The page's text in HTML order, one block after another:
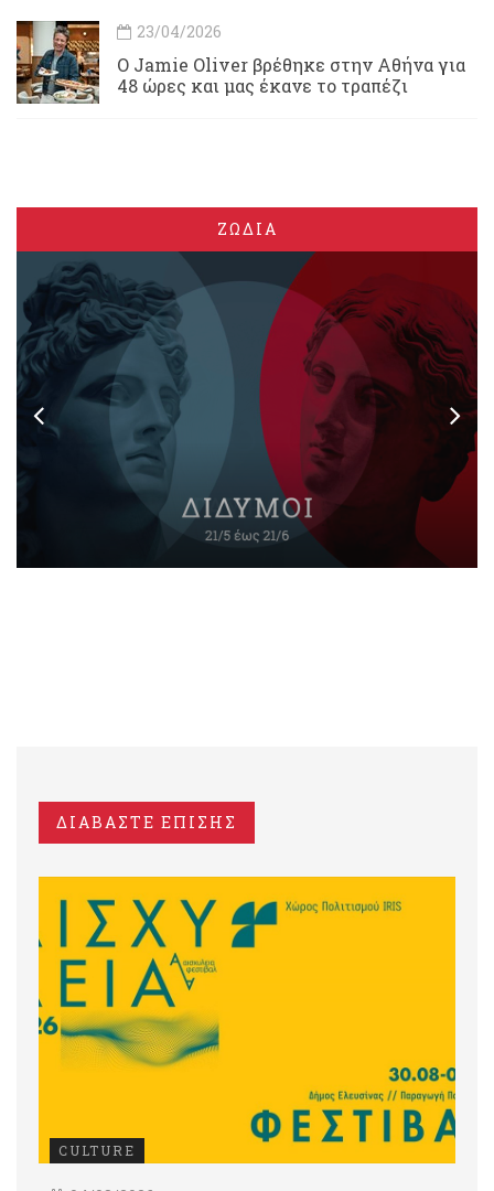
23/04/2026
Ο Jamie Oliver βρέθηκε στην Αθήνα για
48 ώρες και μας έκανε το τραπέζι
ΖΩΔΙΑ
ΔΙΑΒΑΣΤΕ ΕΠΙΣΗΣ
CULTURE